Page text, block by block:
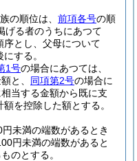
の順位は、 前項各号の順
げる者のうちにあつて
序とし、父母について
する。
1号の場合にあつては、
と、 同項第2号の場合に
当する金額から既に支
を控除した額とする。
未満の端数があるとき
円未満の端数があると
のとする。